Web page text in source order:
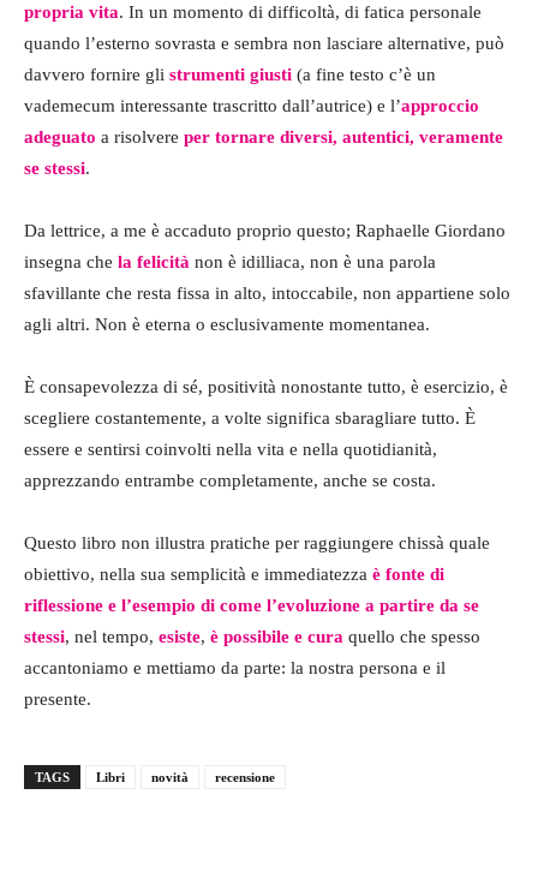
propria vita. In un momento di difficoltà, di fatica personale
quando l’esterno sovrasta e sembra non lasciare alternative, può
davvero fornire gli strumenti giusti (a fine testo c’è un
vademecum interessante trascritto dall’autrice) e l’approccio
adeguato a risolvere per tornare diversi, autentici, veramente
se stessi.
Da lettrice, a me è accaduto proprio questo; Raphaelle Giordano
insegna che la felicità non è idilliaca, non è una parola
sfavillante che resta fissa in alto, intoccabile, non appartiene solo
agli altri. Non è eterna o esclusivamente momentanea.
È consapevolezza di sé, positività nonostante tutto, è esercizio, è
scegliere costantemente, a volte significa sbaragliare tutto. È
essere e sentirsi coinvolti nella vita e nella quotidianità,
apprezzando entrambe completamente, anche se costa.
Questo libro non illustra pratiche per raggiungere chissà quale
obiettivo, nella sua semplicità e immediatezza è fonte di
riflessione e l’esempio di come l’evoluzione a partire da se
stessi, nel tempo, esiste, è possibile e cura quello che spesso
accantoniamo e mettiamo da parte: la nostra persona e il
presente.
TAGS Libri novità recensione